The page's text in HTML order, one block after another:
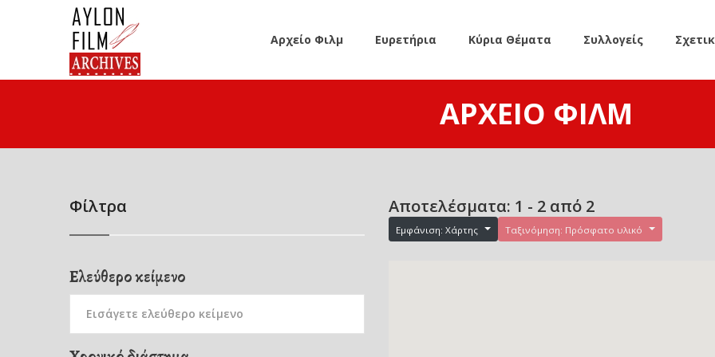
Αρχείο Φιλμ Ευρετήρια Κύρια Θέματα Συλλογείς
ΑΡΧΕΊΟ ΦΙΛΜ
Φίλτρα
Ελεύθερο κείμενο
Αποτελέσματα: 1 - 2 από 2
Εμφάνιση: Χάρτης Ταξινόμηση: Πρόσφατο υλικό